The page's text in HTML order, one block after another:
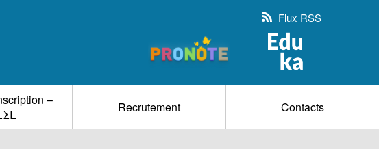
Flux RSS
Recrutement Contacts